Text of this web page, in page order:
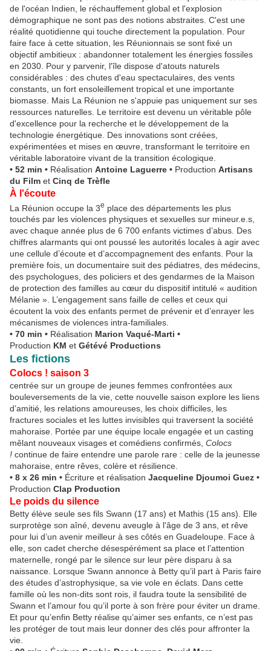
de l'océan Indien, le réchauffement global et l'explosion
démographique ne sont pas des notions abstraites. C'est une
réalité quotidienne qui touche directement la population. Pour
faire face à cette situation, les Réunionnais se sont fixé un
objectif ambitieux : abandonner totalement les énergies fossiles
en 2030. Pour y parvenir, l'île dispose d'atouts naturels
considérables : des chutes d'eau spectaculaires, des vents
constants, un fort ensoleillement tropical et une importante
biomasse. Mais La Réunion ne s'appuie pas uniquement sur ses
ressources naturelles. Le territoire est devenu un véritable pôle
d'excellence pour la recherche et le développement de la
technologie énergétique. Des innovations sont créées,
expérimentées et mises en œuvre, transformant le territoire en
véritable laboratoire vivant de la transition écologique.
• 52 min • Réalisation Antoine Laguerre • Production Artisans
du Film et Cinq de Trèfle
À l'écoute
La Réunion occupe la 3e place des départements les plus
touchés par les violences physiques et sexuelles sur mineur.e.s,
avec chaque année plus de 6 700 enfants victimes d’abus. Des
chiffres alarmants qui ont poussé les autorités locales à agir avec
une cellule d’écoute et d’accompagnement des enfants. Pour la
première fois, un documentaire suit des pédiatres, des médecins,
des psychologues, des policiers et des gendarmes de la Maison
de protection des familles au cœur du dispositif intitulé « audition
Mélanie ». L’engagement sans faille de celles et ceux qui
écoutent la voix des enfants permet de prévenir et d’enrayer les
mécanismes de violences intra-familiales.
• 70 min • Réalisation Marion Vaqué-Marti •
Production KM et Gétévé Productions
Les fictions
Colocs ! saison 3
centrée sur un groupe de jeunes femmes confrontées aux
bouleversements de la vie, cette nouvelle saison explore les liens
d’amitié, les relations amoureuses, les choix difficiles, les
fractures sociales et les luttes invisibles qui traversent la société
mahoraise. Portée par une équipe locale engagée et un casting
mêlant nouveaux visages et comédiens confirmés, Colocs
! continue de faire entendre une parole rare : celle de la jeunesse
mahoraise, entre rêves, colère et résilience.
• 8 x 26 min • Écriture et réalisation Jacqueline Djoumoi Guez •
Production Clap Production
Le poids du silence
Betty élève seule ses fils Swann (17 ans) et Mathis (15 ans). Elle
surprotège son aîné, devenu aveugle à l'âge de 3 ans, et rêve
pour lui d’un avenir meilleur à ses côtés en Guadeloupe. Face à
elle, son cadet cherche désespérément sa place et l’attention
maternelle, rongé par le silence sur leur père disparu à sa
naissance. Lorsque Swann annonce à Betty qu’il part à Paris faire
des études d’astrophysique, sa vie vole en éclats. Dans cette
famille où les non-dits sont rois, il faudra toute la sensibilité de
Swann et l’amour fou qu’il porte à son frère pour éviter un drame.
Et pour qu’enfin Betty réalise qu’aimer ses enfants, ce n’est pas
les protéger de tout mais leur donner des clés pour affronter la
vie.